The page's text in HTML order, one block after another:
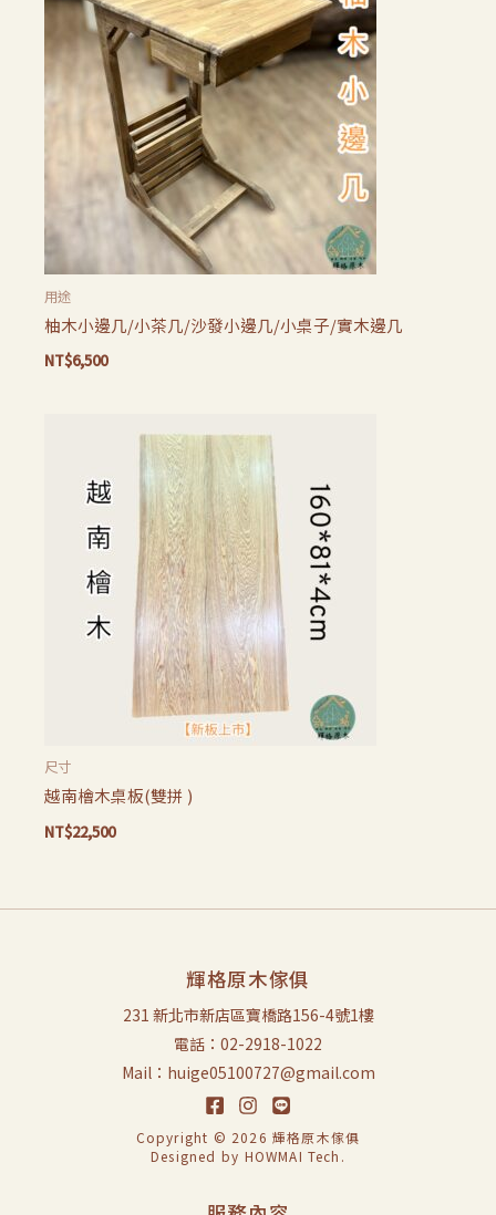
用途
柚木小邊几/小茶几/沙發小邊几/小桌子/實木邊几
NT$6,500
尺寸
越南檜木桌板(雙拼 )
NT$22,500
輝格原木傢俱
231 新北市新店區寶橋路156-4號1樓
電話：02-2918-1022
Mail：huige05100727@gmail.com
Copyright © 2026 輝格原木傢俱
Designed by HOWMAI Tech .